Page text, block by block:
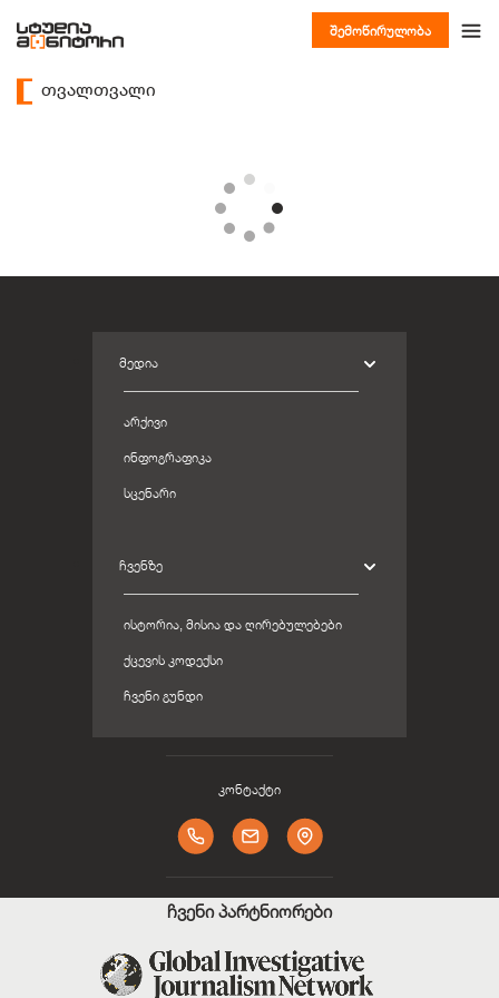
შემოწირულობა
თვალთვალი
ᲛᲔᲓᲘᲐ
ᲐᲠᲥᲘᲕᲘ
ᲘᲜᲤᲝᲒᲠᲐᲤᲘᲙᲐ
ᲡᲪᲔᲜᲐᲠᲘ
ᲩᲕᲔᲜᲖᲔ
ᲘᲡᲢᲝᲠᲘᲐ, ᲛᲘᲡᲘᲐ ᲓᲐ ᲦᲘᲠᲔᲑᲣᲚᲔᲑᲔᲑᲘ
ᲥᲪᲔᲕᲘᲡ ᲙᲝᲓᲔᲥᲡᲘ
ᲩᲕᲔᲜᲘ ᲒᲣᲜᲓᲘ
კონტაქტი
ჩვენი პარტნიორები